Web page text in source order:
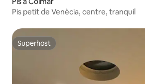
Pis petit de Venècia, centre, tranquil
Superhost
Superhost